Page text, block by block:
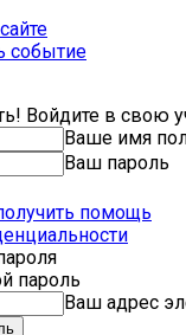
событие
Войдите в свою
Ваше имя
Ваш пароль
помощь
пароль
Ваш адрес